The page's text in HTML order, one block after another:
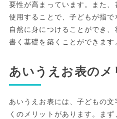
要性が高まっています。また
使用することで、子どもが指
自然に身につけることができ
書く基礎を築くことができます
あいうえお表のメ
あいうえお表には、子どもの
くのメリットがあります。ま